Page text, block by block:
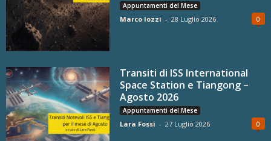
Appuntamenti del Mese
Marco Iozzi - 28 Luglio 2026 0
Transiti di ISS International
Space Station e Tiangong –
Agosto 2026
Appuntamenti del Mese
Lara Fossi - 27 Luglio 2026 0